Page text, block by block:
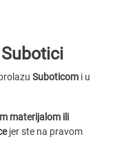
Suboticom i u
materijalom ili
jer ste na pravom